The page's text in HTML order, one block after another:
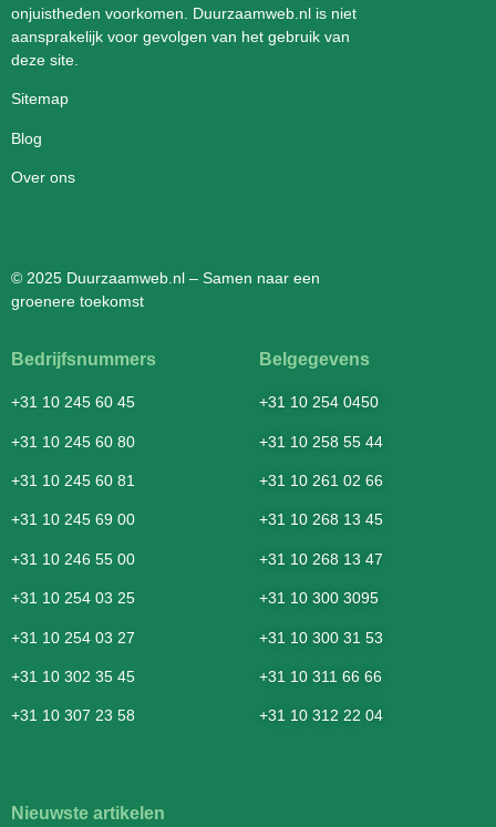
onjuistheden voorkomen. Duurzaamweb.nl is niet
aansprakelijk voor gevolgen van het gebruik van
deze site.
Sitemap
Blog
Over ons
© 2025 Duurzaamweb.nl – Samen naar een
groenere toekomst
Bedrijfsnummers
+31 10 245 60 45
+31 10 245 60 80
+31 10 245 60 81
+31 10 245 69 00
+31 10 246 55 00
+31 10 254 03 25
+31 10 254 03 27
+31 10 302 35 45
+31 10 307 23 58
Belgegevens
+31 10 254 0450
+31 10 258 55 44
+31 10 261 02 66
+31 10 268 13 45
+31 10 268 13 47
+31 10 300 3095
+31 10 300 31 53
+31 10 311 66 66
+31 10 312 22 04
Nieuwste artikelen